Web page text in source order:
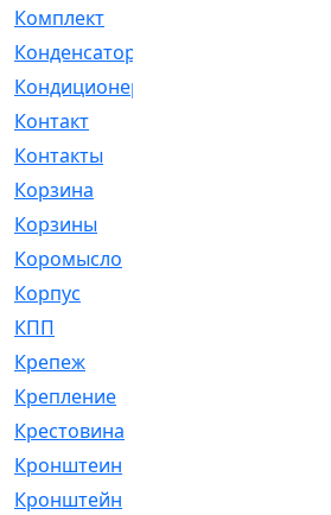
Комплект
Конденсатор
Кондиционер
Контакт
Контакты
Корзина
Корзины
Коромысло
Корпус
КПП
Крепеж
Крепление
Крестовина
Кронштеин
Кронштейн